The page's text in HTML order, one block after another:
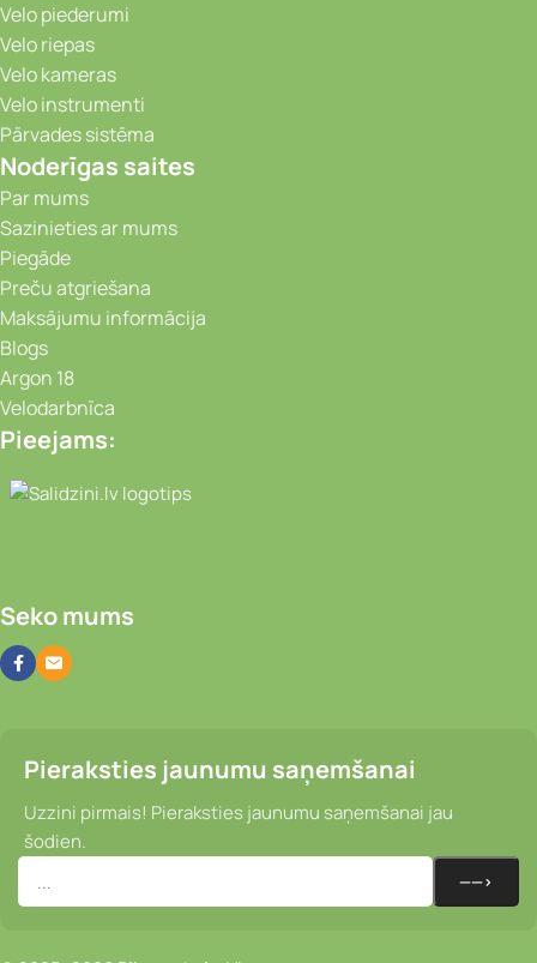
Velo piederumi
Velo riepas
Velo kameras
Velo instrumenti
Pārvades sistēma
Noderīgas saites
Par mums
Sazinieties ar mums
Piegāde
Preču atgriešana
Maksājumu informācija
Blogs
Argon 18
Velodarbnīca
Pieejams:
Video novērošanas kameras, Portatīvie
Seko mums
Pieraksties jaunumu saņemšanai
Uzzini pirmais! Pieraksties jaunumu saņemšanai jau
šodien.